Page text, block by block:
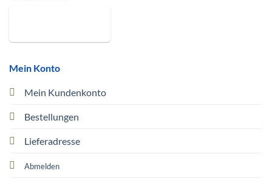
Mein Konto
Mein Kundenkonto
Bestellungen
Lieferadresse
Abmelden